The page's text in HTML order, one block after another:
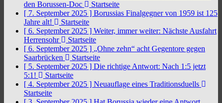
den Borussen-Doc
Startseite
[ 7. September 2025 ] Borussias Finalgegner von 1959 ist 125
Jahre alt!
Startseite
[ 6. September 2025 ] Weiter, immer weiter: Nächste Ausfahrt
Herrensohr
Startseite
[ 6. September 2025 ] „Ohne zehn“ acht Gegentore gegen
Saarbrücken
Startseite
[ 5. September 2025 ] Die richtige Antwort: Nach 1:5 jetzt
5:1!
Startseite
[ 4. September 2025 ] Neuauflage eines Traditionsduells
Startseite